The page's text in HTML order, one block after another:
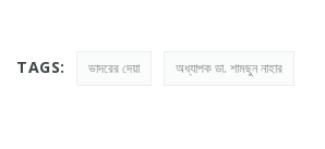
TAGS: ভাদরের দেয়া অধ্যাপক ডা. শামছুন নাহার